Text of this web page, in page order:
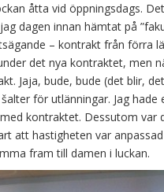
åtta vid öppningsdags.
dagen innan hämtat på
– kontrakt från förra
det nya kontraktet, men
Jaja, bude, bude (det blir,
šalter för utlänningar. Jag
kontraktet. Dessutom var
att hastigheten var
fram till damen i luckan.